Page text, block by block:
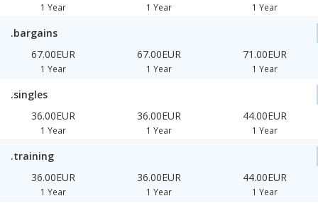
1 Year 1 Year 1 Year
.bargains
67.00EUR
1 Year
67.00EUR
1 Year
71.00EUR
1 Year
.singles
36.00EUR
1 Year
36.00EUR
1 Year
44.00EUR
1 Year
.training
36.00EUR
1 Year
36.00EUR
1 Year
44.00EUR
1 Year